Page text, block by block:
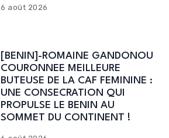
6 août 2026
[BENIN]-ROMAINE GANDONOU
COURONNEE MEILLEURE
BUTEUSE DE LA CAF FEMININE :
UNE CONSECRATION QUI
PROPULSE LE BENIN AU
SOMMET DU CONTINENT !